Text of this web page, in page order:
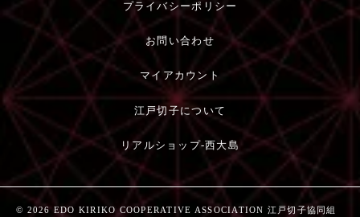
プライバシーポリシー
お問い合わせ
マイアカウント
江戸切子について
リアルショップ-西大島
© 2026 EDO KIRIKO COOPERATIVE ASSOCIATION 江戸切子協同組